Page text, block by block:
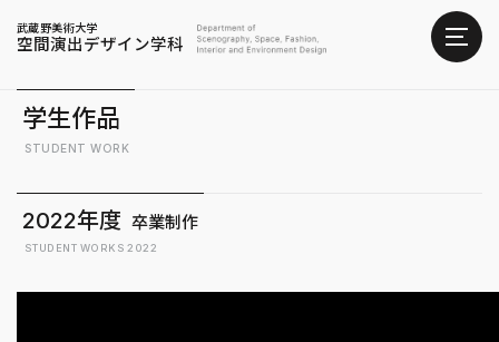
武蔵野美術大学
空間演出デザイン学科
学生作品
STUDENT WORK
2022年度 卒業制作
STUDENT WORKS 2022